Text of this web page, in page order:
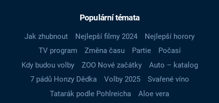
Populární témata
Jak zhubnout Nejlepší filmy 2024
Nejlepší horory
TV program
Změna času Partie
Počasí
Kdy budou volby
ZOO Nové začátky
Auto – katalog
7 pádů Honzy Dědka
Volby 2025
Svařené víno
Tatarák podle Pohlreicha
Aloe vera